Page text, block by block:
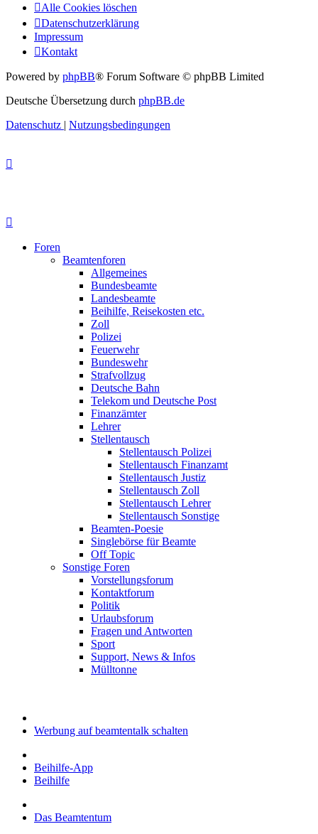
Alle Cookies löschen
Datenschutzerklärung
Impressum
Kontakt
Powered by phpBB® Forum Software © phpBB Limited
Deutsche Übersetzung durch phpBB.de
Datenschutz | Nutzungsbedingungen
Foren
Beamtenforen
Allgemeines
Bundesbeamte
Landesbeamte
Beihilfe, Reisekosten etc.
Zoll
Polizei
Feuerwehr
Bundeswehr
Strafvollzug
Deutsche Bahn
Telekom und Deutsche Post
Finanzämter
Lehrer
Stellentausch
Stellentausch Polizei
Stellentausch Finanzamt
Stellentausch Justiz
Stellentausch Zoll
Stellentausch Lehrer
Stellentausch Sonstige
Beamten-Poesie
Singlebörse für Beamte
Off Topic
Sonstige Foren
Vorstellungsforum
Kontaktforum
Politik
Urlaubsforum
Fragen und Antworten
Sport
Support, News & Infos
Mülltonne
Werbung auf beamtentalk schalten
Beihilfe-App
Beihilfe
Das Beamtentum